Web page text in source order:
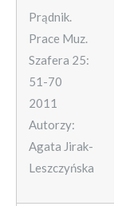
Prądnik.
Prace Muz.
Szafera 25:
51-70
2011
Autorzy:
Agata Jirak-
Leszczyńska